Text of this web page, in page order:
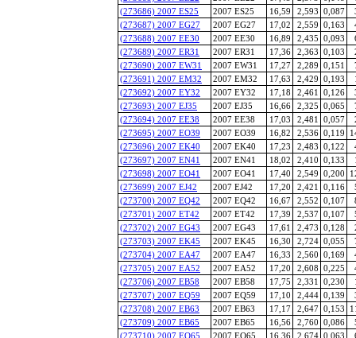
(273686) 2007 ES25
2007 ES25 16,59 2,593 0,087
(273687) 2007 EG27
2007 EG27 17,02 2,559 0,163
(273688) 2007 EE30
2007 EE30 16,89 2,435 0,093
(273689) 2007 ER31
2007 ER31 17,36 2,363 0,103
(273690) 2007 EW31
2007 EW31 17,27 2,289 0,151
(273691) 2007 EM32
2007 EM32 17,63 2,429 0,193
(273692) 2007 EY32
2007 EY32 17,18 2,461 0,126
(273693) 2007 EJ35
2007 EJ35 16,66 2,325 0,065
(273694) 2007 EE38
2007 EE38 17,03 2,481 0,057
(273695) 2007 EO39
2007 EO39 16,82 2,536 0,119
(273696) 2007 EK40
2007 EK40 17,23 2,483 0,122
(273697) 2007 EN41
2007 EN41 18,02 2,410 0,133
(273698) 2007 EO41
2007 EO41 17,40 2,549 0,200
(273699) 2007 EJ42
2007 EJ42 17,20 2,421 0,116
(273700) 2007 EQ42
2007 EQ42 16,67 2,552 0,107
(273701) 2007 ET42
2007 ET42 17,39 2,537 0,107
(273702) 2007 EG43
2007 EG43 17,61 2,473 0,128
(273703) 2007 EK45
2007 EK45 16,30 2,724 0,055
(273704) 2007 EA47
2007 EA47 16,33 2,560 0,169
(273705) 2007 EA52
2007 EA52 17,20 2,608 0,225
(273706) 2007 EB58
2007 EB58 17,75 2,331 0,230
(273707) 2007 EQ59
2007 EQ59 17,10 2,444 0,139
(273708) 2007 EB63
2007 EB63 17,17 2,647 0,153
(273709) 2007 EB65
2007 EB65 16,56 2,760 0,086
(273710) 2007 EQ65
2007 EQ65 16,36 2,674 0,063